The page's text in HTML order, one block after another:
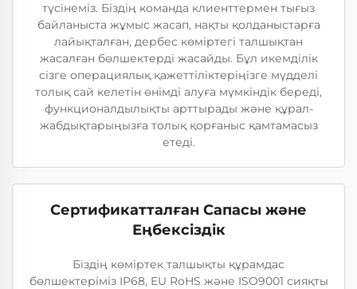
түсінеміз. Біздің команда клиенттермен тығыз
байланыста жұмыс жасап, нақты қолданыстарға
лайықталған, дербес көміртегі талшықтан
жасалған бөлшектерді жасайды. Бұл икемділік
сізге операциялық қажеттіліктеріңізге мүдделі
толық сай келетін өнімді алуға мүмкіндік береді,
функционалдылықты арттырады және құрал-
жабдықтарыңызға толық қорғаныс қамтамасыз
етеді.
Сертификатталған Сапасы және
Еңбексіздік
Біздің көміртек талшықты құрамдас
бөлшектеріміз IP68, EU RoHS және ISO9001 сияқты